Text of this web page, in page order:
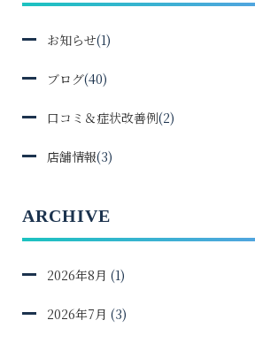
お知らせ(1)
ブログ(40)
口コミ＆症状改善例(2)
店舗情報(3)
ARCHIVE
2026年8月 (1)
2026年7月 (3)